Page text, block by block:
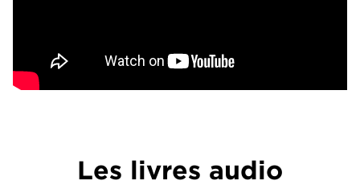
Les livres audio